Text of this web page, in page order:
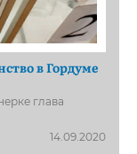
в Гордуме
глава
14.09.2020